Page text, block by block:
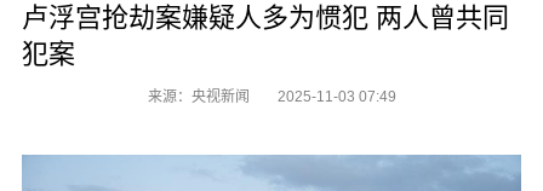
卢浮宫抢劫案嫌疑人多为惯犯 两人曾共同
犯案
来源：央视新闻 2025-11-03 07:49